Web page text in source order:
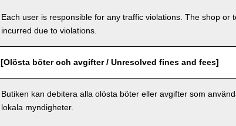
Each user is responsible for any traffic violations. The shop
incurred due to violations.
[Olösta böter och avgifter / Unresolved fines and fees]
Butiken kan debitera alla olösta böter eller avgifter som
lokala myndigheter.